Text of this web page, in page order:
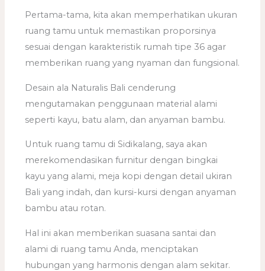
Pertama-tama, kita akan memperhatikan ukuran
ruang tamu untuk memastikan proporsinya
sesuai dengan karakteristik rumah tipe 36 agar
memberikan ruang yang nyaman dan fungsional.
Desain ala Naturalis Bali cenderung
mengutamakan penggunaan material alami
seperti kayu, batu alam, dan anyaman bambu.
Untuk ruang tamu di Sidikalang, saya akan
merekomendasikan furnitur dengan bingkai
kayu yang alami, meja kopi dengan detail ukiran
Bali yang indah, dan kursi-kursi dengan anyaman
bambu atau rotan.
Hal ini akan memberikan suasana santai dan
alami di ruang tamu Anda, menciptakan
hubungan yang harmonis dengan alam sekitar.